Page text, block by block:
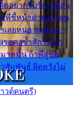
มอยากรับรักเหมือน
พี่ชี้หน้าด่าทอ ก็คน
ลยหนอ แค่ตัวเรา
อคงช้ำสักวัน ถ้า
มาหมั้น ถ้าพี่สู่ขอ
สัมพันธ์ ผิดหวังไม่
วด์ดนตรี)